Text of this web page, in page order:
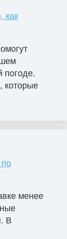
как
погоде.
которые
менее
В